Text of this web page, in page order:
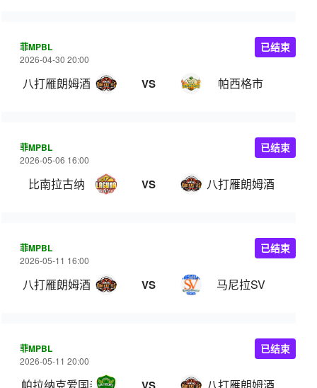
菲MPBL
2026-04-30 20:00
八打雁朗姆酒 VS 帕西格市
已结束
菲MPBL
2026-05-06 16:00
比南拉古纳 VS 八打雁朗姆酒
已结束
菲MPBL
2026-05-11 16:00
八打雁朗姆酒 VS 马尼拉SV
已结束
菲MPBL
2026-05-11 20:00
已结束